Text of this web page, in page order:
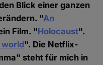
Blick einer ganzen
"An
Film. "Holocaust".
world". Die Netflix-
steht für mich in